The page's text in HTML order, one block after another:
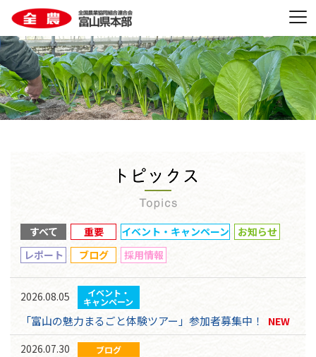
すべて 重要 イベント・キャンペーン
お知らせ
レポート
ブログ 採用情報
2026.08.05 イベント・
キャンペーン
「富山の魅力まるごと体験ツアー」参加者募集中！
NEW
2026.07.30
ブログ